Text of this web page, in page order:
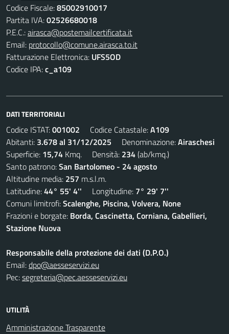
Codice Fiscale:85002910017
Partita IVA:02526680018
P.E.C.:airasca@postemailcertificata.it
Email: protocollo@comune.airasca.to.it
Fatturazione Elettronica: UFS5OD
Codice IPA:c_a109
DATI TERRITORIALI
Codice ISTAT:001002 Codice Catastale:A109
Abitanti: 3.678 al 31/12/2025 Denominazione:Airaschesi
Superficie: 15,74 Kmq. Densità: 234(ab/kmq.)
Santo patrono:San Bartolomeo - 24 agosto
Altitudine media: 257 m.s.l.m.
Latitudine:44° 55' 4'' Longitudine: 7° 29' 7''
Comuni limitrofi:Scalenghe, Piscina, Volvera, None
Frazioni e borgate: Borda, Cascinetta, Corniana, Gabellieri,
Stazione Nuova
Responsabile della protezione dei dati (D.P.O.)
Email:dpo@aesseservizi.eu
Pec:segreteria@pec.aesseservizi.eu
UTILITÀ
Amministrazione Trasparente